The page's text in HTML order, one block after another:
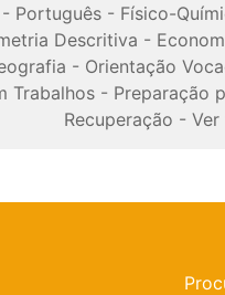
- Português- Físico-
Descritiva -
- Orientação
Trabalhos- Preparação
Recuperação -